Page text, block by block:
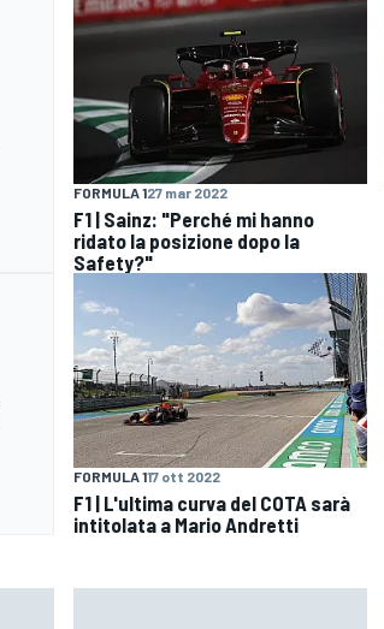
FORMULA 127 mar 2022
F1 | Sainz: "Perché mi hanno
ridato la posizione dopo la
Safety?"
FORMULA 117 ott 2022
F1 | L'ultima curva del COTA sarà
intitolata a Mario Andretti